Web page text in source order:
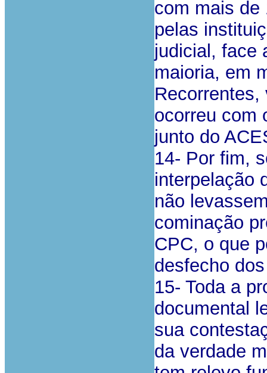
com mais de
pelas
judicial, face
maioria, em
ocorreu com
junto do
14- Por fim,
interpelação
não
cominação
CPC, o que
desfecho
15- Toda a
documental
sua
da verdade